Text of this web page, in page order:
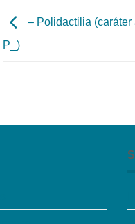
– Polidactilia
P_)